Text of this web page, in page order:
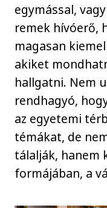
egymással,
remek hívóerő,
magasan
akiket
hallgatni. Nem
rendhagyó,
az egyetemi
témákat, de
tálalják, hanem
formájában, a